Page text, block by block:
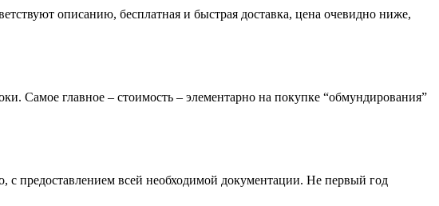
описанию, бесплатная и быстрая доставка, цена очевидно ниже,
Самое главное – стоимость – элементарно на покупке “обмундирования”
с предоставлением всей необходимой документации. Не первый год